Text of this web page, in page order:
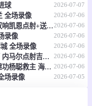
即将开始
昆比亚城市
即将开始
球 2026-07-07
全场录像 2026-07-06
险胜！十人英格兰3-2淘汰墨西哥 贝林双响凯恩点射+送点宽萨直红 2026-07-06
录像 2026-07-06
全场录像 2026-07-06
哈兰德精彩双响！挪威2-1淘汰五星巴西 内马尔点射吉马良斯失点 2026-07-06
遭绝平！蓉城1-1海牛14分领跑 杨明洋建功杨聪救主 海牛仍倒数第3 2026-07-06
场录像 2026-07-05